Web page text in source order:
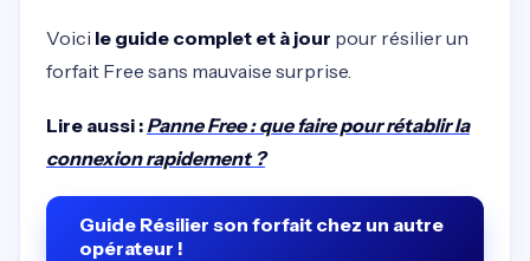
Voici le guide complet et à jour pour résilier un
forfait Free sans mauvaise surprise.
Lire aussi : Panne Free : que faire pour rétablir la
connexion rapidement ?
Guide Résilier son forfait chez un autre
opérateur !